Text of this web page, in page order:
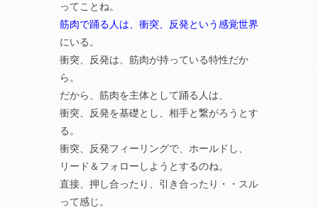
ってことね。
筋肉で踊る人は、衝突、反発という感覚世界
にいる。
衝突、反発は、筋肉が持っている特性だか
ら。
だから、筋肉を主体として踊る人は、
衝突、反発を基礎とし、相手と繋がろうとす
る。
衝突、反発フィーリングで、ホールドし、
リード＆フォローしようとするのね。
直接、押し合ったり、引き合ったり・・スル
って感じ。